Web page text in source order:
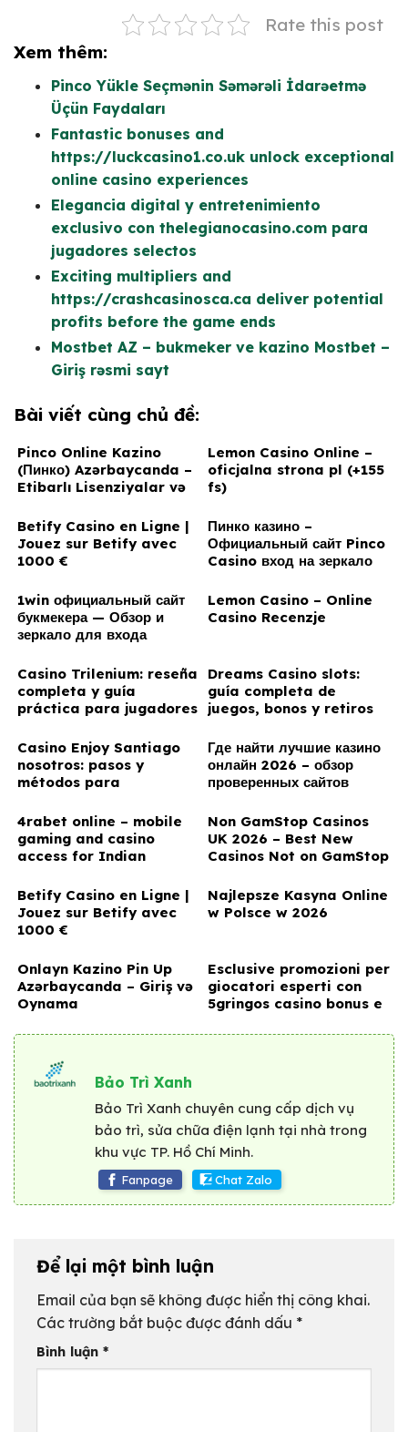
Rate this post
Xem thêm:
Pinco Yükle Seçmənin Səmərəli İdarəetmə
Üçün Faydaları
Fantastic bonuses and
https://luckcasino1.co.uk unlock exceptional
online casino experiences
Elegancia digital y entretenimiento
exclusivo con thelegianocasino.com para
jugadores selectos
Exciting multipliers and
https://crashcasinosca.ca deliver potential
profits before the game ends
Mostbet AZ – bukmeker ve kazino Mostbet –
Giriş rəsmi sayt
Bài viết cùng chủ đề:
Pinco Online Kazino
(Пинко) Azərbaycanda –
Etibarlı Lisenziyalar və
Lemon Casino Online –
oficjalna strona pl (+155
fs)
Betify Casino en Ligne |
Jouez sur Betify avec
1000 €
Пинко казино –
Официальный сайт Pinco
Casino вход на зеркало
1win официальный сайт
букмекера — Обзор и
зеркало для входа
Lemon Casino – Online
Casino Recenzje
Casino Trilenium: reseña
completa y guía
práctica para jugadores
Dreams Casino slots:
guía completa de
juegos, bonos y retiros
Casino Enjoy Santiago
nosotros: pasos y
métodos para
Chile
Где найти лучшие казино
онлайн 2026 – обзор
проверенных сайтов
4rabet online – mobile
gaming and casino
access for Indian
Non GamStop Casinos
UK 2026 – Best New
Casinos Not on GamStop
Betify Casino en Ligne |
Jouez sur Betify avec
1000 €
Najlepsze Kasyna Online
w Polsce w 2026
Onlayn Kazino Pin Up
Azərbaycanda – Giriş və
Oynama
Esclusive promozioni per
giocatori esperti con
5gringos casino bonus e
Bảo Trì Xanh
Bảo Trì Xanh chuyên cung cấp dịch vụ
bảo trì, sửa chữa điện lạnh tại nhà trong
khu vực TP. Hồ Chí Minh.
Fanpage Chat Zalo
Để lại một bình luận
Email của bạn sẽ không được hiển thị công khai.
Các trường bắt buộc được đánh dấu *
Bình luận *